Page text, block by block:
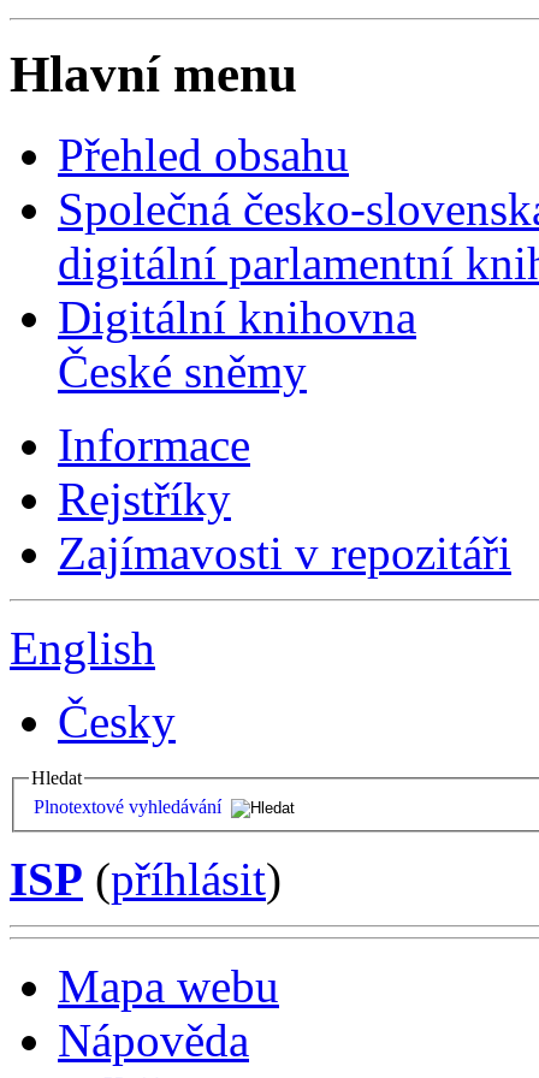
Hlavní menu
Přehled obsahu
Společná česko-
digitální parlamentní
Digitální knihovna
České sněmy
Informace
Rejstříky
Zajímavosti v repozitáři
English
Česky
Hledat
Plnotextové vyhledávání
ISP (příhlásit)
Mapa webu
Nápověda